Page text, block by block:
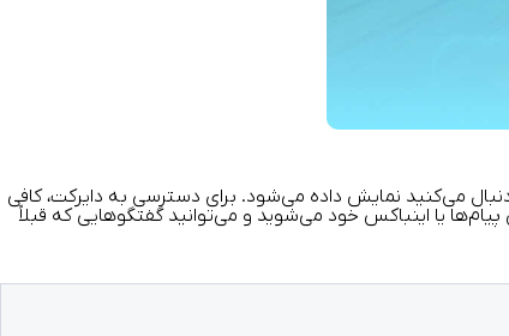
می‌کنید نمایش داده می‌شود. برای دسترسی به دایرکت، کافی
یا اینباکس خود می‌شوید و می‌توانید گفتگوهایی که قبلاً